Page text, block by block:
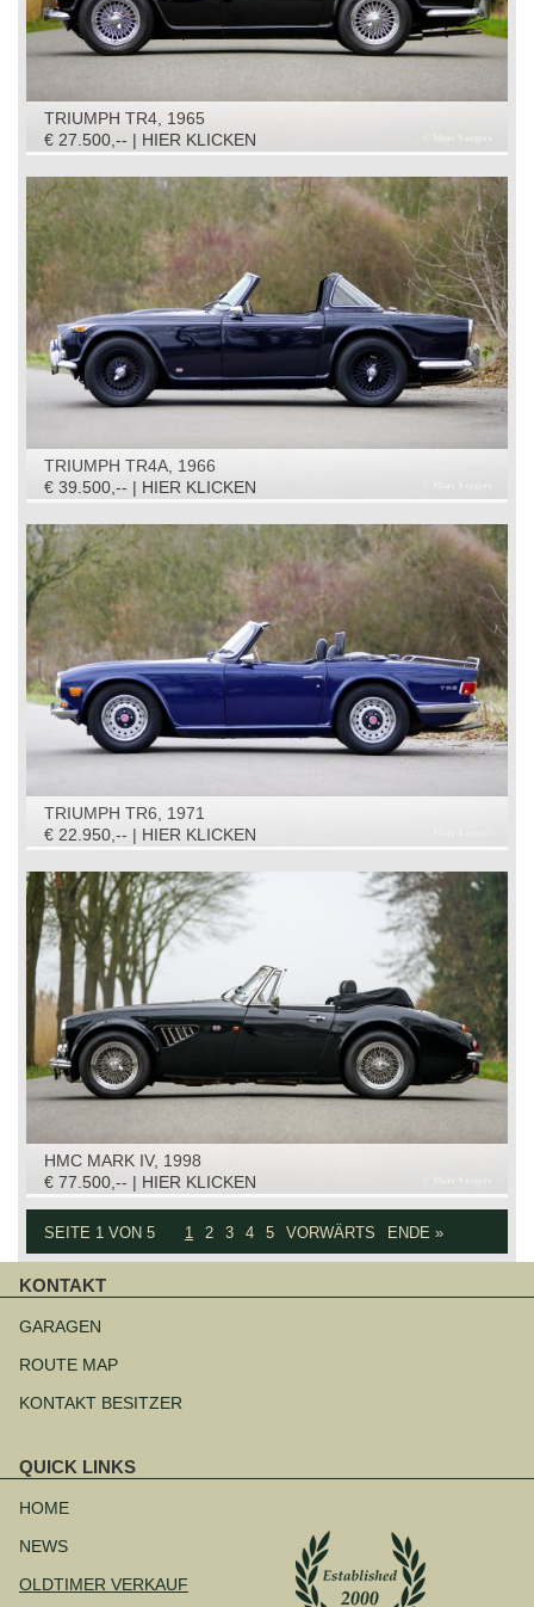
TRIUMPH TR4, 1965
€ 27.500,-- | HIER KLICKEN
TRIUMPH TR4A, 1966
€ 39.500,-- | HIER KLICKEN
TRIUMPH TR6, 1971
€ 22.950,-- | HIER KLICKEN
HMC MARK IV, 1998
€ 77.500,-- | HIER KLICKEN
SEITE 1 VON 5 1 2 3 4 5 VORWÄRTS ENDE »
KONTAKT
überspringen
GARAGEN
ROUTE MAP
KONTAKT BESITZER
QUICK LINKS
überspringen
HOME
NEWS
OLDTIMER VERKAUF